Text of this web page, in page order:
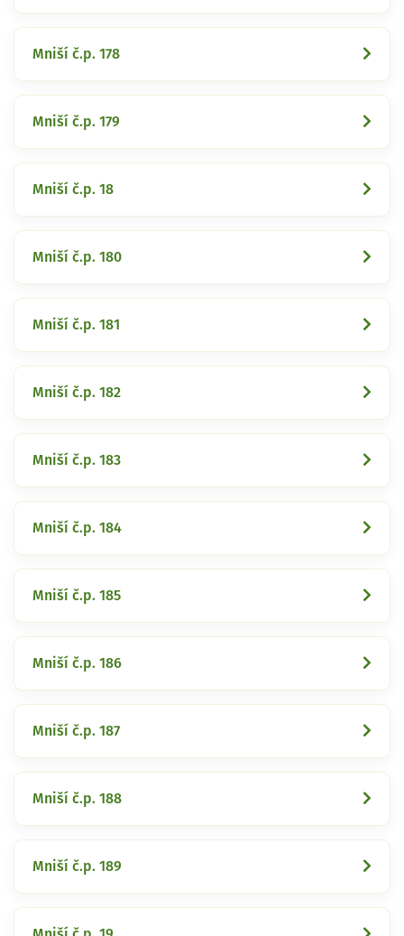
Mniší č.p. 178
Mniší č.p. 179
Mniší č.p. 18
Mniší č.p. 180
Mniší č.p. 181
Mniší č.p. 182
Mniší č.p. 183
Mniší č.p. 184
Mniší č.p. 185
Mniší č.p. 186
Mniší č.p. 187
Mniší č.p. 188
Mniší č.p. 189